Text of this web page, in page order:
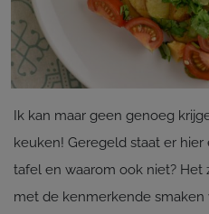
Ik kan maar geen genoeg
keuken! Geregeld staat er
tafel en waarom ook niet? Het
met de kenmerkende smaken